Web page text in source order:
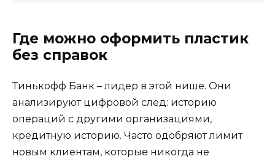
Где можно оформить пластик
без справок
Тинькофф Банк – лидер в этой нише. Они
анализируют цифровой след: историю
операций с другими организациями,
кредитную историю. Часто одобряют лимит
новым клиентам, которые никогда не